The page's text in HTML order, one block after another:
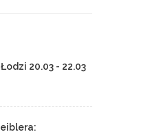
20.03 - 22.03